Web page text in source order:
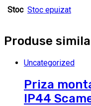
Stoc Stoc epuizat
Produse
Uncategorized
Priza
IP44